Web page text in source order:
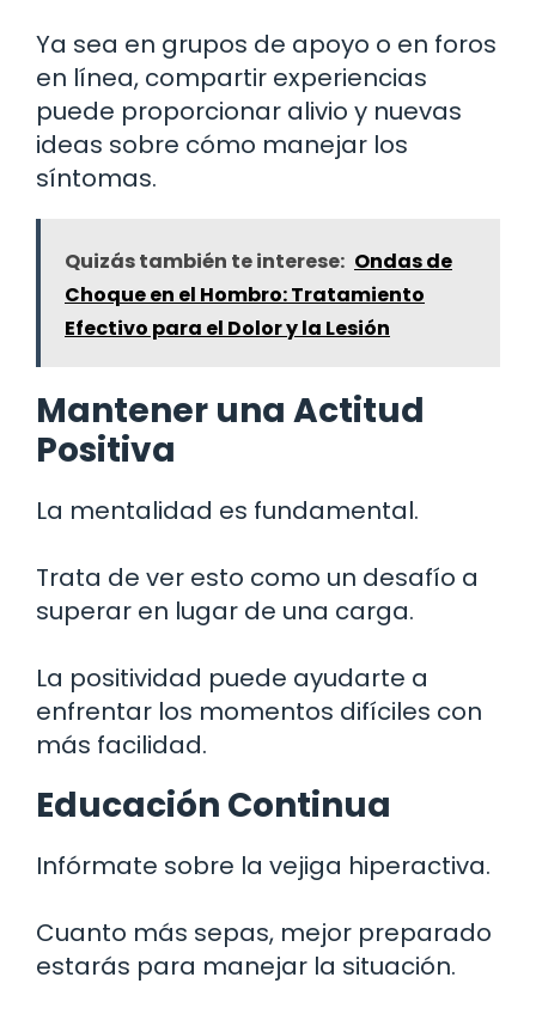
Ya sea en grupos de apoyo o en foros
en línea, compartir experiencias
puede proporcionar alivio y nuevas
ideas sobre cómo manejar los
síntomas.
Quizás también te interese: Ondas de
Choque en el Hombro: Tratamiento
Efectivo para el Dolor y la Lesión
Mantener una Actitud
Positiva
La mentalidad es fundamental.
Trata de ver esto como un desafío a
superar en lugar de una carga.
La positividad puede ayudarte a
enfrentar los momentos difíciles con
más facilidad.
Educación Continua
Infórmate sobre la vejiga hiperactiva.
Cuanto más sepas, mejor preparado
estarás para manejar la situación.